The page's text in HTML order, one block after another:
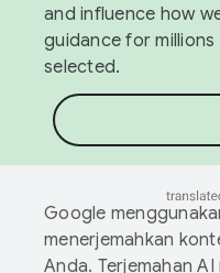
and influence how
guidance for
selected.
Google
menerjemahkan
Anda. Terjemahan